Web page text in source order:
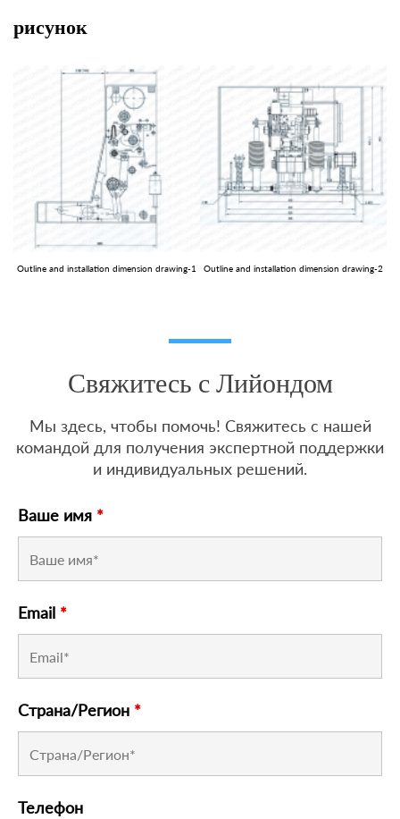
рисунок
Outline and installation dimension drawing-1 Outline and installation dimension drawing-2
Свяжитесь с Лийондом
Мы здесь, чтобы помочь! Свяжитесь с нашей
командой для получения экспертной поддержки
и индивидуальных решений.
Ваше имя *
Email *
Страна/Регион *
Телефон